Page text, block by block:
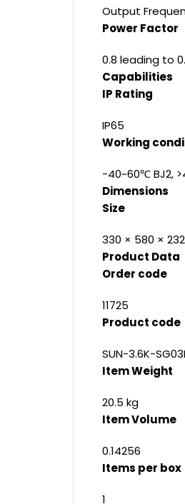
Output
Power Factor
0.8 leading to
Capabilities
IP Rating
IP65
Working
-40~60℃ BJ2,
Dimensions
Size
330 × 580 ×
Product Data
Order code
11725
Product code
SUN-3.6K-
Item Weight
20.5 kg
Item Volume
0.14256
Items per box
1